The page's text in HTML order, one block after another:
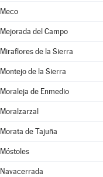
Meco
Mejorada del Campo
Miraflores de la Sierra
Montejo de la Sierra
Moraleja de Enmedio
Moralzarzal
Morata de Tajuña
Móstoles
Navacerrada